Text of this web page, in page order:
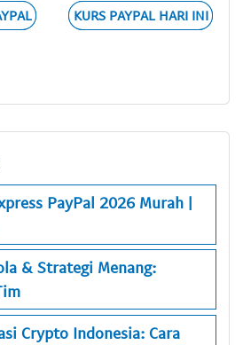
KURS PAYPAL HARI INI
PayPal 2026 Murah |
& Strategi Menang:
Crypto Indonesia: Cara